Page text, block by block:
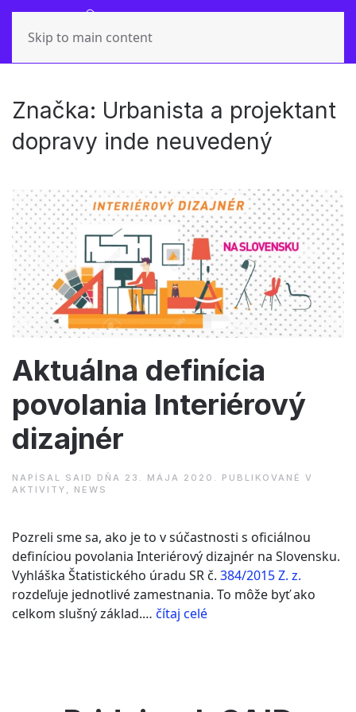
Skip to main content
Značka: Urbanista a projektant
dopravy inde neuvedený
Aktuálna definícia
povolania Interiérový
dizajnér
NAPÍSAL SAID DŇA 23. MÁJA 2020 . PUBLIKOVANÉ V
AKTIVITY , NEWS
Pozreli sme sa, ako je to v súčastnosti s oficiálnou
definíciou povolania Interiérový dizajnér na Slovensku.
Vyhláška Štatistického úradu SR č. 384/2015 Z. z.
rozdeľuje jednotlivé zamestnania. To môže byť ako
celkom slušný základ.… čítaj celé“Aktuálna